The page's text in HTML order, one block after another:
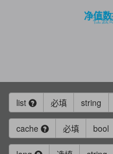
净值
社会
list 必填 string
cache 必填 bool